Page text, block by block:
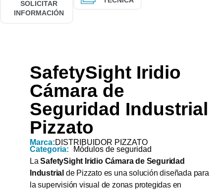
SOLICITAR
INFORMACIÓN
SafetySight Iridio
Cámara de
Seguridad Industrial
Pizzato
Marca:DISTRIBUIDOR PIZZATO
Categoria:
Módulos de seguridad
LaSafetySight Iridio Cámara de Seguridad
Industrial de Pizzato es una solución diseñada para
la supervisión visual de zonas protegidas en